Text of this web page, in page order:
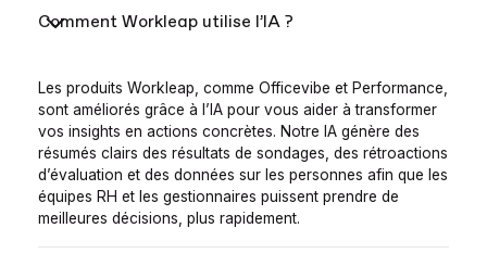
Comment Workleap utilise l’IA ?
Les produits Workleap, comme Officevibe et Performance,
sont améliorés grâce à l’IA pour vous aider à transformer
vos insights en actions concrètes. Notre IA génère des
résumés clairs des résultats de sondages, des rétroactions
d’évaluation et des données sur les personnes afin que les
équipes RH et les gestionnaires puissent prendre de
meilleures décisions, plus rapidement.